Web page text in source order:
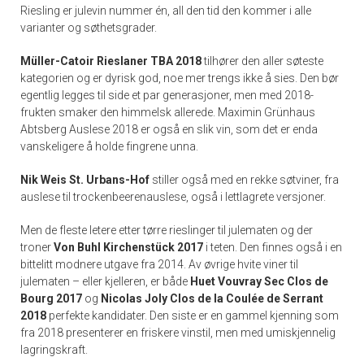
Riesling er julevin nummer én, all den tid den kommer i alle
varianter og søthetsgrader.
Müller-Catoir Rieslaner TBA 2018tilhører den aller søteste
kategorien og er dyrisk god, noe mer trengs ikke å sies. Den bør
egentlig legges til side et par generasjoner, men med 2018-
frukten smaker den himmelsk allerede. Maximin Grünhaus
Abtsberg Auslese 2018 er også en slik vin, som det er enda
vanskeligere å holde fingrene unna.
Nik Weis St. Urbans-Hof stiller også med en rekke søtviner, fra
auslese til trockenbeerenauslese, også i lettlagrete versjoner.
Men de fleste letere etter tørre rieslinger til julematen og der
tronerVon Buhl Kirchenstück 2017 i teten. Den finnes også i en
bittelitt modnere utgave fra 2014. Av øvrige hvite viner til
julematen – eller kjelleren, er både Huet Vouvray Sec Clos de
Bourg 2017 og Nicolas Joly Clos de la Coulée de Serrant
2018 perfekte kandidater. Den siste er en gammel kjenning som
fra 2018 presenterer en friskere vinstil, men med umiskjennelig
lagringskraft.